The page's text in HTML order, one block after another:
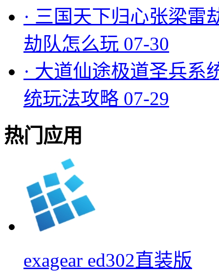
· 三国天下归心张梁雷
劫队怎么玩 07-30
· 大道仙途极道圣兵系
统玩法攻略 07-29
热门应用
exagear ed302直装版